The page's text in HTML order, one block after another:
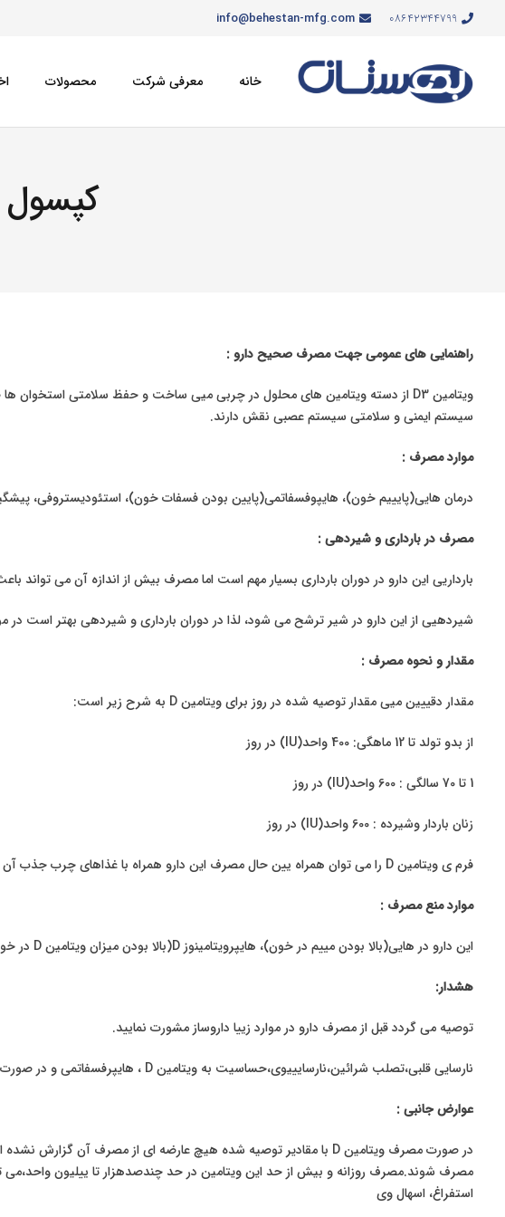
08642344799
info@behestan-mfg.com
خانه معرفی شرکت محصولات
کپسول
راهنمایی های عمومی جهت مصرف صحیح دارو :
ویتامینD3 از دسته ویتامین های محلول در چربی میی ساخت و حفظ سلامتی استخوان ها
سیستم ایمنی و سلامتی سیستم عصبی نقش دارند.
موارد مصرف :
درمان هایی(پایییم خون)، هایپوفسفاتمی(پایین بودن فسفات خون)، استئودیستروفی،
مصرف در بارداری و شیردهی :
بارداریی این دارو در دوران بارداری بسیار مهم است اما مصرف بیش از اندازه آن می تواند
شیردهیی از این دارو در شیر ترشح می شود، لذا در دوران بارداری و شیردهی بهتر است در
مقدار و نحوه مصرف :
مقدار دقییین میی مقدار توصیه شده در روز برای ویتامینD به شرح زیر است:
از بدو تولد تا 12 ماهگی: 400 واحد( IU) در روز
1 تا 70 سالگی : 600 واحد( IU) در روز
زنان باردار وشیرده : 600 واحد( IU) در روز
فرم ی ویتامینD را می توان همراه یین حال مصرف این دارو همراه با غذاهای چرب جذب
موارد منع مصرف :
این دارو در هایی(بالا بودن مییم در خون)، هایپرویتامینوز D(بالا بودن میزان ویتامینD در
هشدار:
توصیه می گردد قبل از مصرف دارو در موارد زییا داروساز مشورت نمایید.
نارسایی قلبی،تصلب شرائین،نارسایییوی،حساسیت به ویتامینD ، هایپرفسفاتمی و در
عوارض جانبی :
در صورت مصرف ویتامینD
مصرف شوند.مصرف روزانه و بیش از حد این ویتامین در حد چندصدهزار تا ییلیون واحد،می
استفراغ، اسهال وی